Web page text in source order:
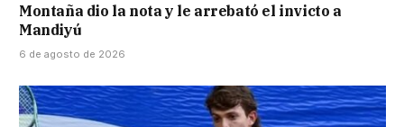
Montaña dio la nota y le arrebató el invicto a
Mandiyú
6 de agosto de 2026